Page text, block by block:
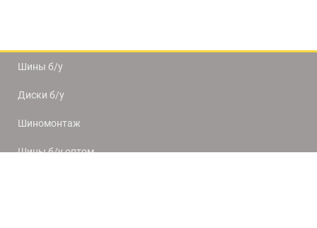
Шины б/у
Диски б/у
Шиномонтаж
Шины б/у оптом